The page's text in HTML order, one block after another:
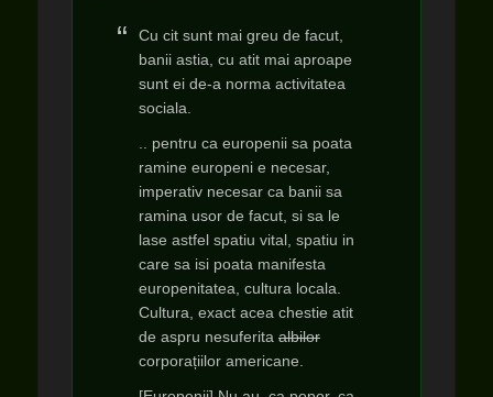
Cu cit sunt mai greu de facut,
banii astia, cu atit mai aproape
sunt ei de-a norma activitatea
sociala.
.. pentru ca europenii sa poata
ramine europeni e necesar,
imperativ necesar ca banii sa
ramina usor de facut, si sa le
lase astfel spatiu vital, spatiu in
care sa isi poata manifesta
europenitatea, cultura locala.
Cultura, exact acea chestie atit
de aspru nesuferita albilor
corporațiilor americane.